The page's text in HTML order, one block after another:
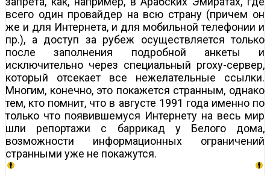
всего один провайдер на всю страну (причем он
же и для Интернета, и для мобильной телефонии и
пр.), а доступ за рубеж осуществляется только
после заполнения подробной анкеты и
исключительно через специальный proxy-сервер,
который отсекает все нежелательные ссылки.
Многим, конечно, это покажется странным, однако
тем, кто помнит, что в августе 1991 года именно по
только что появившемуся Интернету на весь мир
шли репортажи с баррикад у Белого дома,
возможности информационных ограничений
странными уже не покажутся.